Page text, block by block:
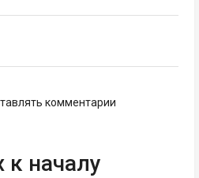
комментарии
к началу